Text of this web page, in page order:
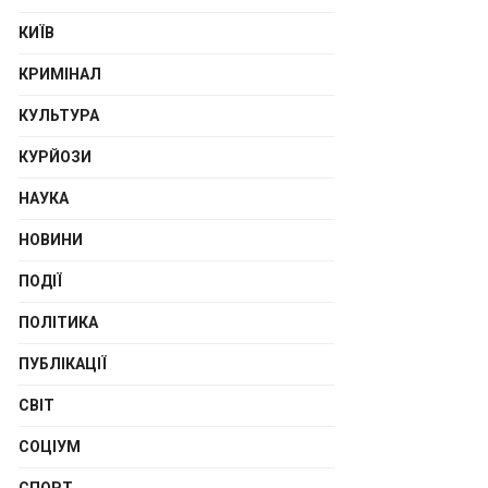
КИЇВ
КРИМІНАЛ
КУЛЬТУРА
КУРЙОЗИ
НАУКА
НОВИНИ
ПОДІЇ
ПОЛІТИКА
ПУБЛІКАЦІЇ
СВІТ
СОЦІУМ